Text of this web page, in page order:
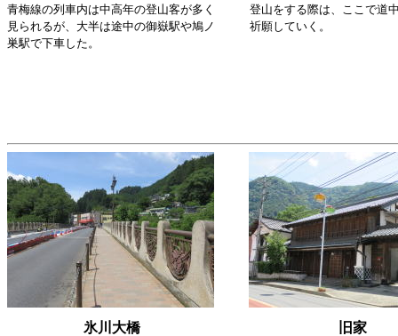
青梅線の列車内は中高年の登山客が多く
見られるが、大半は途中の御嶽駅や鳩ノ
巣駅で下車した。
登山をする際は、ここで道
祈願していく。
氷川大橋 旧家